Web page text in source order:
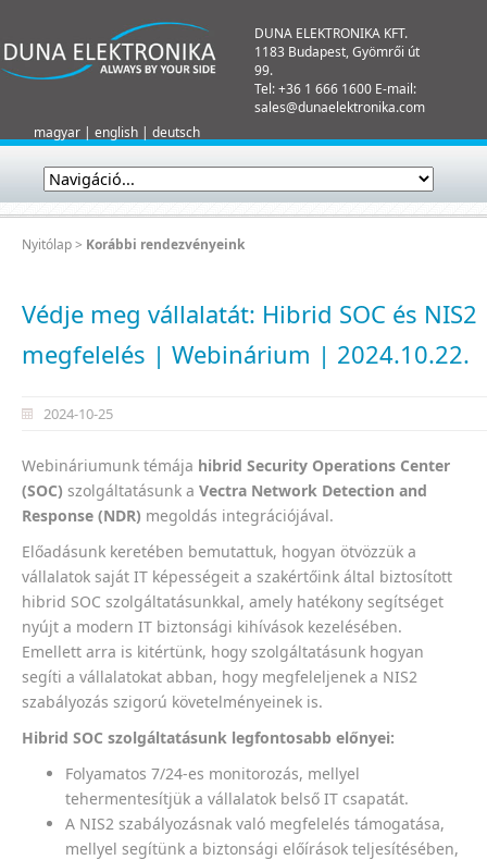
DUNA ELEKTRONIKA KFT.
1183 Budapest, Gyömrői út
99.
Tel: +36 1 666 1600 E-mail:
sales@dunaelektronika.com
magyar | english | deutsch
Nyitólap> Korábbi rendezvényeink
Védje meg vállalatát: Hibrid SOC és NIS2
megfelelés | Webinárium | 2024.10.22.
2024-10-25
Webináriumunk témája hibrid Security Operations Center
(SOC) szolgáltatásunk a Vectra Network Detection and
Response (NDR) megoldás integrációjával.
Előadásunk keretében bemutattuk, hogyan ötvözzük a
vállalatok saját IT képességeit a szakértőink által biztosított
hibrid SOC szolgáltatásunkkal, amely hatékony segítséget
nyújt a modern IT biztonsági kihívások kezelésében.
Emellett arra is kitértünk, hogy szolgáltatásunk hogyan
segíti a vállalatokat abban, hogy megfeleljenek a NIS2
szabályozás szigorú követelményeinek is.
Hibrid SOC szolgáltatásunk legfontosabb előnyei:
Folyamatos 7/24-es monitorozás, mellyel
tehermentesítjük a vállalatok belső IT csapatát.
A NIS2 szabályozásnak való megfelelés támogatása,
mellyel segítünk a biztonsági előírások teljesítésében,